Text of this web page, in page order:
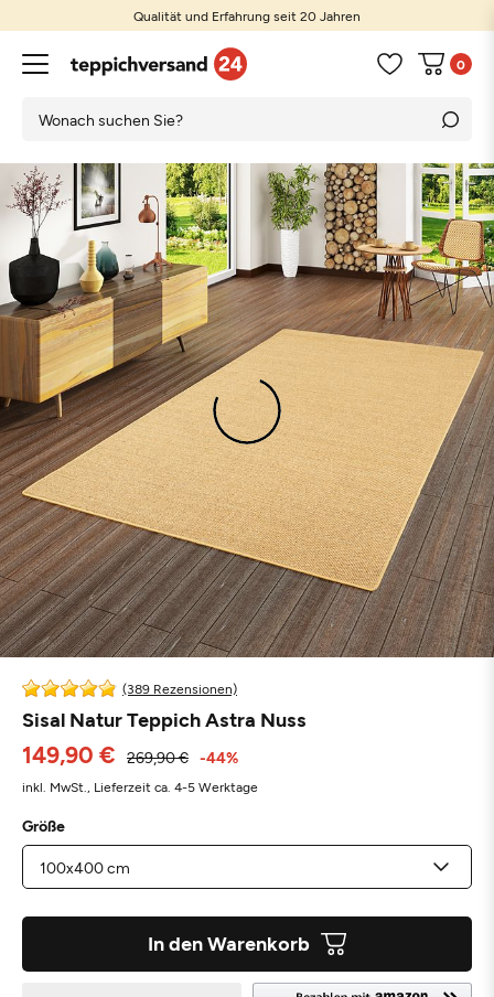
Qualität und Erfahrung seit 20 Jahren
0
(389 Rezensionen)
Sisal Natur Teppich Astra Nuss
149,90 € 269,90 € -44%
inkl. MwSt., Lieferzeit ca. 4-5 Werktage
Größe
In den Warenkorb